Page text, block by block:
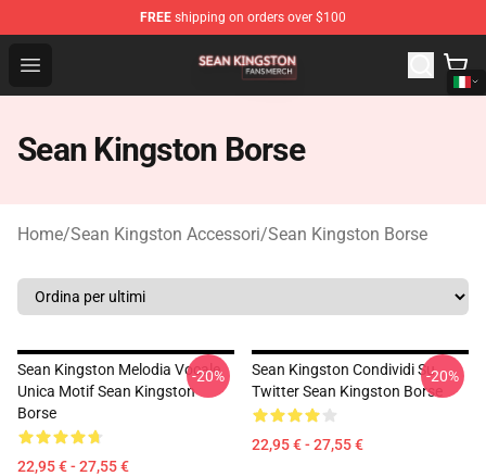
FREE shipping on orders over $100
Open menu
Sean Kingston Shop - Official Sean Kingston
Sean Kingston Borse
Home/Sean Kingston Accessori/Sean Kingston Borse
Sean Kingston Melodia Vocale
Unica Motif Sean Kingston
Borse
22,95 € - 27,55 €
-20%
Sean Kingston Condividi Su
Twitter Sean Kingston Borse
22,95 € - 27,55 €
-20%